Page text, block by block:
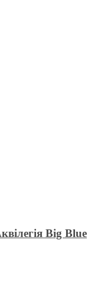
Big Blue